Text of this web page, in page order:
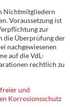
Nichtmitgliedern
Voraussetzung ist
zur
die Überprüfung der
nachgewiesenen
auf die VdL-
rechtlich zu
und
Korrosionsschutz